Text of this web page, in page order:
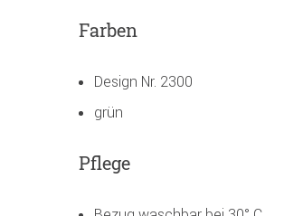
Farben
Design Nr. 2300
grün
Pflege